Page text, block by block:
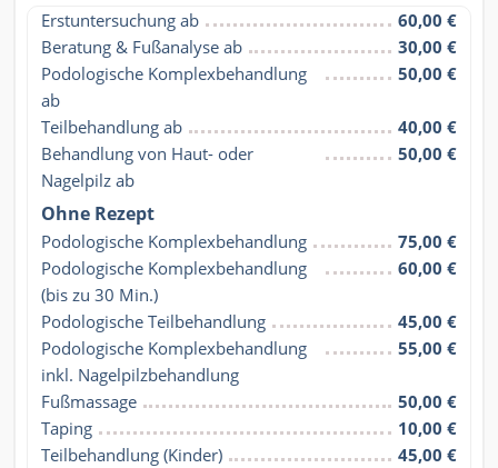
Erstuntersuchung ab
60,00 €
Beratung & Fußanalyse ab
30,00 €
Podologische Komplexbehandlung
ab
50,00 €
Teilbehandlung ab
40,00 €
Behandlung von Haut- oder
Nagelpilz ab
50,00 €
Ohne Rezept
Podologische Komplexbehandlung
75,00 €
Podologische Komplexbehandlung
(bis zu 30 Min.)
60,00 €
Podologische Teilbehandlung
45,00 €
Podologische Komplexbehandlung
inkl. Nagelpilzbehandlung
55,00 €
Fußmassage
50,00 €
Taping
10,00 €
Teilbehandlung (Kinder)
45,00 €